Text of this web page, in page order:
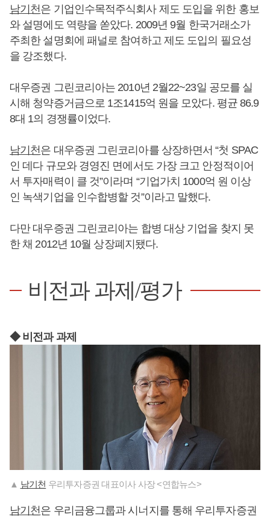
남기천은 기업인수목적주식회사 제도 도입을 위한 홍보
와 설명에도 역량을 쏟았다. 2009년 9월 한국거래소가
주최한 설명회에 패널로 참여하고 제도 도입의 필요성
을 강조했다.
대우증권 그린코리아는 2010년 2월22~23일 공모를 실
시해 청약증거금으로 1조1415억 원을 모았다. 평균 86.9
8대 1의 경쟁률이었다.
남기천은 대우증권 그린코리아를 상장하면서 “첫 SPAC
인 데다 규모와 경영진 면에서도 가장 크고 안정적이어
서 투자매력이 클 것”이라며 “기업가치 1000억 원 이상
인 녹색기업을 인수합병할 것”이라고 말했다.
다만 대우증권 그린코리아는 합병 대상 기업을 찾지 못
한 채 2012년 10월 상장폐지됐다.
비전과 과제/평가
◆ 비전과 과제
▲ 남기천 우리투자증권 대표이사 사장 <연합뉴스>
남기천은 우리금융그룹과 시너지를 통해 우리투자증권